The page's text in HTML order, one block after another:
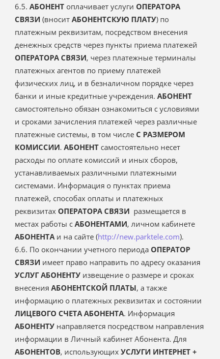
6.5. АБОНЕНТ оплачивает услуги ОПЕРАТОРА
СВЯЗИ (вносит АБОНЕНТСКУЮ ПЛАТУ) по
платежным реквизитам, посредством внесения
денежных средств через пункты приема платежей
ОПЕРАТОРА СВЯЗИ, через платежные терминалы
платежных агентов по приему платежей
физических лиц, и в безналичном порядке через
банки и иные кредитные учреждения. АБОНЕНТ
самостоятельно обязан ознакомиться с условиями
и сроками зачисления платежей через различные
платежные системы, в том числе С РАЗМЕРОМ
КОМИССИИ. АБОНЕНТ самостоятельно несет
расходы по оплате комиссий и иных сборов,
устанавливаемых различными платежными
системами. Информация о пунктах приема
платежей, способах оплаты и платежных
реквизитах ОПЕРАТОРА СВЯЗИ размещается в
местах работы с АБОНЕНТАМИ, личном кабинете
АБОНЕНТАи на сайте (http://new.parktele.com).
6.6. По окончании учетного периода ОПЕРАТОР
СВЯЗИ имеет право направить по адресу оказания
УСЛУГ АБОНЕНТУ извещение о размере и сроках
внесения АБОНЕНТСКОЙ ПЛАТЫ, а также
информацию о платежных реквизитах и состоянии
ЛИЦЕВОГО СЧЕТА АБОНЕНТА. Информация
АБОНЕНТУ направляется посредством направления
информации в Личный кабинет Абонента. Для
АБОНЕНТОВ, использующих УСЛУГИ ИНТЕРНЕТ +